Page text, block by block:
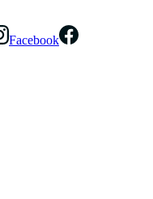
Facebook